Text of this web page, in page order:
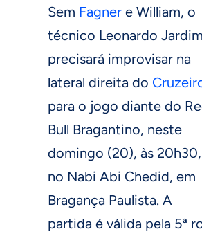
Sem Fagner e William, o
técnico Leonardo Jardim
precisará improvisar na
lateral direita do
para o jogo diante do
Bull Bragantino, neste
domingo (20), às 20h30,
no Nabi Abi Chedid, em
Bragança Paulista. A
partida é válida pela 5ª